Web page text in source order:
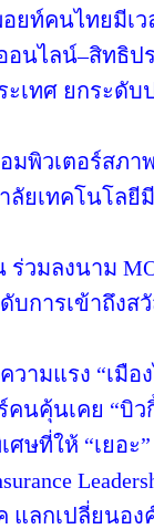
ท์คนไทยมีเว
อนไลน์–สิทธิ
ะเทศ ยกระ
พิวเตอร์สภา
ลัยเทคโนโล
วมลงนาม
บการเข้าถึง
ามแรง “เมื
นคุ้นเคย “บิ
ศษที่ให้ “เยอ
แลกเปลี่ยนอ